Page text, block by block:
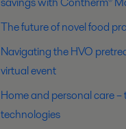
The future of novel food
Navigating the HVO
virtual event
Home and personal care –
technologies